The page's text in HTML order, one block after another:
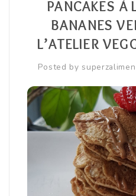
Equilibre Masculin
Immunité / Défenses
Libido / Tonus Sexuel
Sport / Muscles
Vitamines / Minéraux /
PANCAKES À
BANANES
L’ATELIER
Posted by